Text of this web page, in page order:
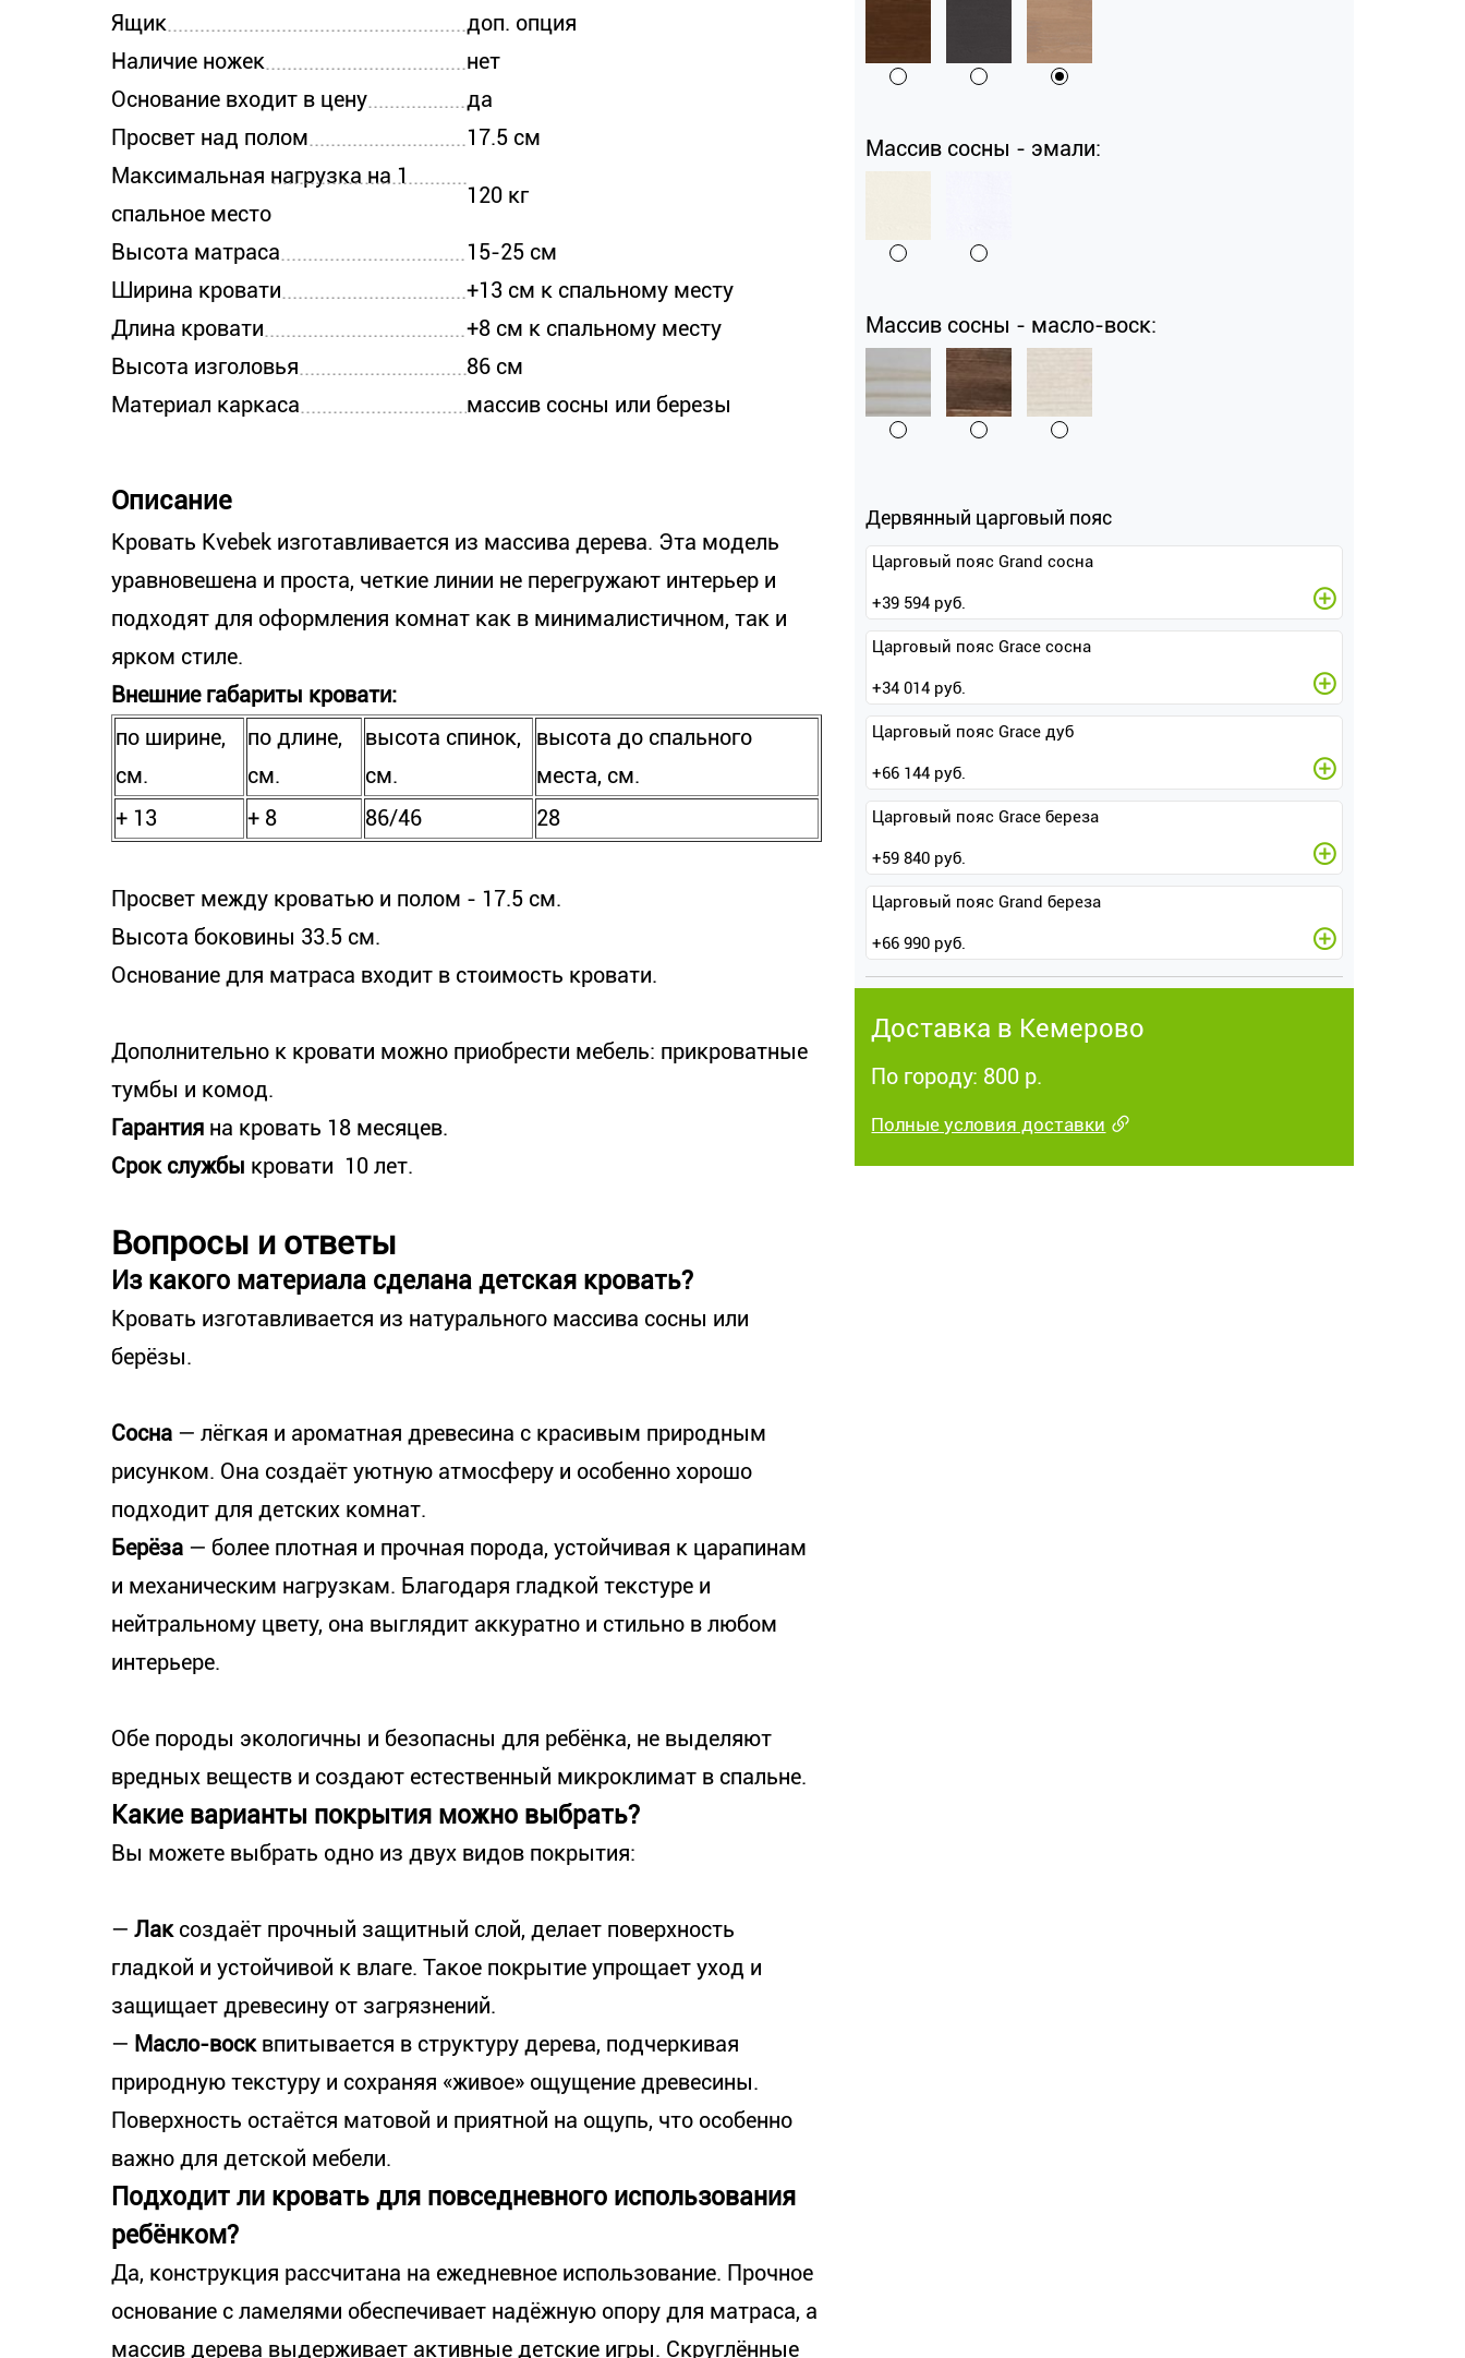
Ящик
доп. опция
Наличие ножек
нет
Основание входит в цену
да
Просвет над полом
17.5 см
Максимальная нагрузка на 1
спальное место
120 кг
Высота матраса
15-25 см
Ширина кровати
+13 см к спальному месту
Длина кровати
+8 см к спальному месту
Высота изголовья
86 см
Материал каркаса
массив сосны или березы
Описание
Кровать Kvebek изготавливается из массива дерева. Эта модель
уравновешена и проста, четкие линии не перегружают интерьер и
подходят для оформления комнат как в минималистичном, так и
ярком стиле.
Внешние габариты кровати:
по ширине,
см.
по длине,
см.
высота спинок,
см.
высота до спального
места, см.
+ 13
+ 8 86/46 28
Просвет между кроватью и полом - 17.5 см.
Высота боковины 33.5 см.
Основание для матраса входит в стоимость кровати.
Дополнительно к кровати можно приобрести мебель: прикроватные
тумбы и комод.
Гарантия на кровать 18 месяцев.
Срок службы кровати 10 лет.
Вопросы и ответы
Из какого материала сделана детская кровать?
Кровать изготавливается из натурального массива сосны или
берёзы.
Сосна — лёгкая и ароматная древесина с красивым природным
рисунком. Она создаёт уютную атмосферу и особенно хорошо
подходит для детских комнат.
Берёза — более плотная и прочная порода, устойчивая к царапинам
и механическим нагрузкам. Благодаря гладкой текстуре и
нейтральному цвету, она выглядит аккуратно и стильно в любом
интерьере.
Обе породы экологичны и безопасны для ребёнка, не выделяют
вредных веществ и создают естественный микроклимат в спальне.
Какие варианты покрытия можно выбрать?
Вы можете выбрать одно из двух видов покрытия:
— Лаксоздаёт прочный защитный слой, делает поверхность
гладкой и устойчивой к влаге. Такое покрытие упрощает уход и
защищает древесину от загрязнений.
— Масло-восквпитывается в структуру дерева, подчеркивая
природную текстуру и сохраняя «живое» ощущение древесины.
Поверхность остаётся матовой и приятной на ощупь, что особенно
важно для детской мебели.
Подходит ли кровать для повседневного использования
ребёнком?
Да, конструкция рассчитана на ежедневное использование. Прочное
основание с ламелями обеспечивает надёжную опору для матраса, а
массив дерева выдерживает активные детские игры. Скруглённые
Массив сосны - эмали:
Массив сосны - масло-воск:
Дервянный царговый пояс
Царговый пояс Grand сосна
+39 594 руб.
Царговый пояс Grace сосна
+34 014 руб.
Царговый пояс Grace дуб
+66 144 руб.
Царговый пояс Grace береза
+59 840 руб.
Царговый пояс Grand береза
+66 990 руб.
Доставка в Кемерово
По городу: 800 р.
Полные условия доставки